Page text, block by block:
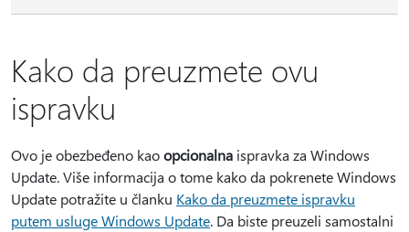
Kako da preuzmete ovu
ispravku
Ovo je obezbeđeno kaoopcionalna ispravka za Windows
Update. Više informacija o tome kako da pokrenete Windows
Update potražite u članku Kako da preuzmete ispravku
putem usluge Windows Update. Da biste preuzeli samostalni